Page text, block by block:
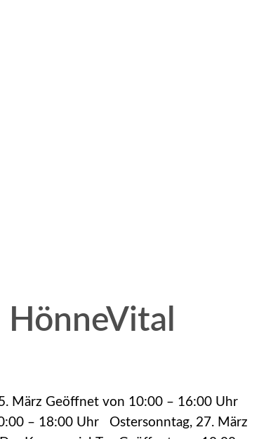
März Geöffnet von 10:00 – 16:00 Uhr
– 18:00 Uhr Ostersonntag, 27. März